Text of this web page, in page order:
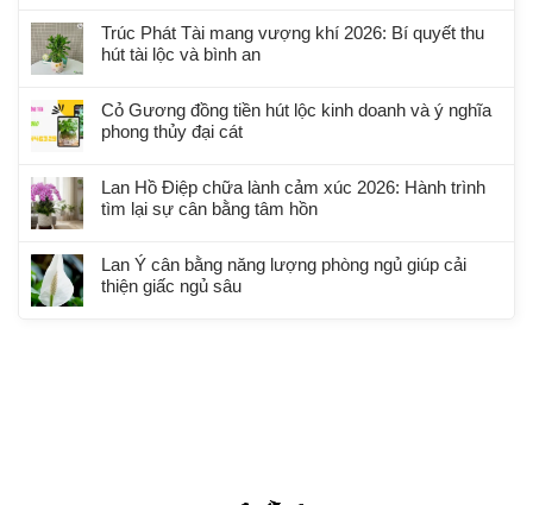
Trúc Phát Tài mang vượng khí 2026: Bí quyết thu
hút tài lộc và bình an
Cỏ Gương đồng tiền hút lộc kinh doanh và ý nghĩa
phong thủy đại cát
Lan Hồ Điệp chữa lành cảm xúc 2026: Hành trình
tìm lại sự cân bằng tâm hồn
Lan Ý cân bằng năng lượng phòng ngủ giúp cải
thiện giấc ngủ sâu